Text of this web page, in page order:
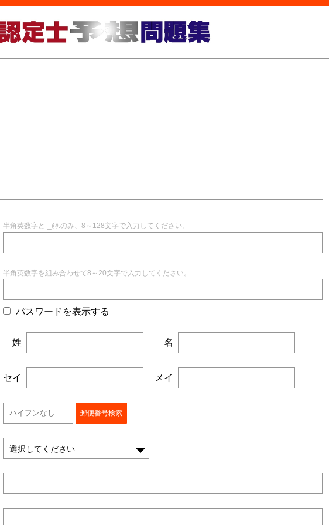
半角英数字と-_@.のみ、8～128文字で入力してください。
半角英数字を組み合わせて8～20文字で入力してください。
パスワードを表示する
姓 名
セイ メイ
郵便番号検索